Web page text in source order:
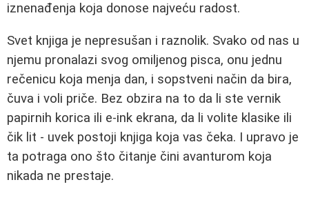
iznenađenja koja donose najveću radost.
Svet knjiga je nepresušan i raznolik. Svako od nas u
njemu pronalazi svog omiljenog pisca, onu jednu
rečenicu koja menja dan, i sopstveni način da bira,
čuva i voli priče. Bez obzira na to da li ste vernik
papirnih korica ili e-ink ekrana, da li volite klasike ili
čik lit - uvek postoji knjiga koja vas čeka. I upravo je
ta potraga ono što čitanje čini avanturom koja
nikada ne prestaje.